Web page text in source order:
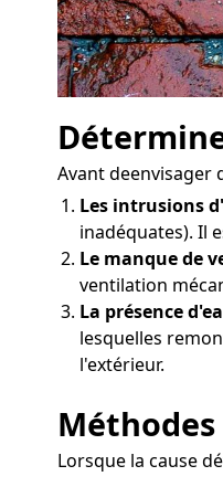
Avant deenvisager
Les intrusions
inadéquates). Il
Le manque de
ventilation
La présence
lesquelles
l'extérieur.
Lorsque la cause